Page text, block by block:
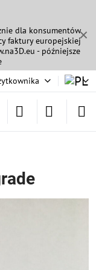
✕
dla konsumentów
faktury europejskiej
- późniejsze